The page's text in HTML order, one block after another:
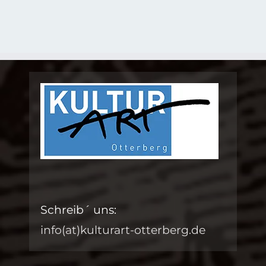
Schreib´ uns:
info(at)kulturart-otterberg.de